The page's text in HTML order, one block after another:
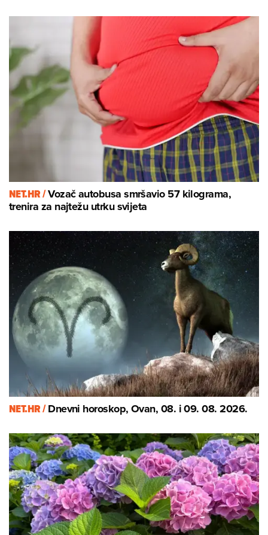
NET.HR /Vozač autobusa smršavio 57 kilograma,
trenira za najtežu utrku svijeta
NET.HR /Dnevni horoskop, Ovan, 08. i 09. 08. 2026.